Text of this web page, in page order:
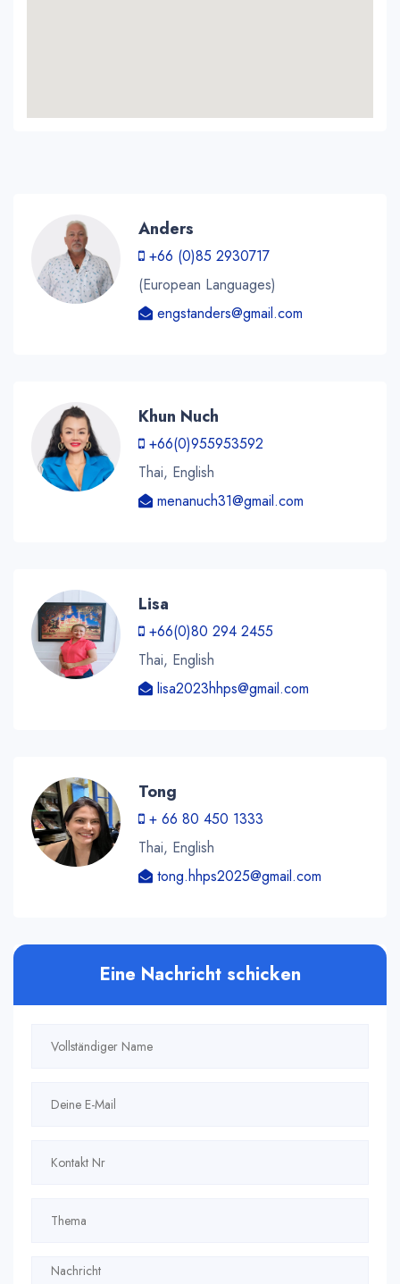
Anders
+66 (0)85 2930717
(European Languages)
engstanders@gmail.com
Khun Nuch
+66(0)955953592
Thai, English
menanuch31@gmail.com
Lisa
+66(0)80 294 2455
Thai, English
lisa2023hhps@gmail.com
Tong
+ 66 80 450 1333
Thai, English
tong.hhps2025@gmail.com
Eine Nachricht schicken